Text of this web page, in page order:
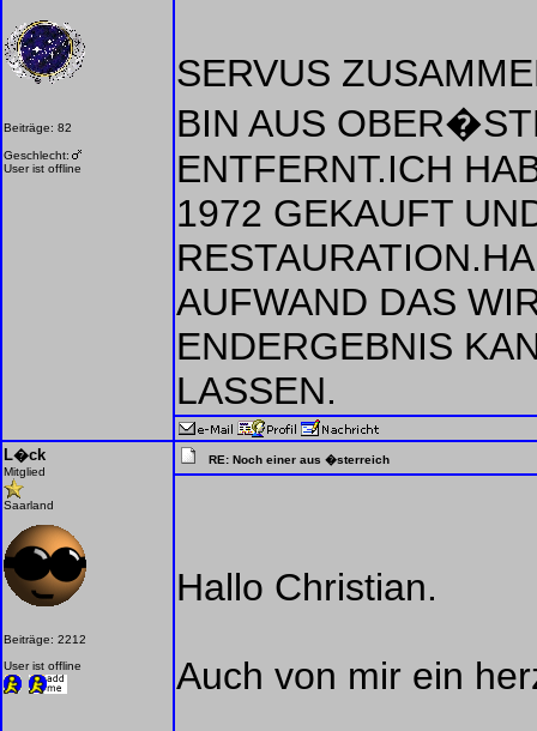
Beiträge: 82
Geschlecht:
User ist offline
SERVUS
BIN AUS
ENTFERNT.ICH
1972 GEKAUFT
AUFWAND DAS
ENDERGEBNIS
LASSEN.
L�ck
Mitglied
Saarland
Beiträge: 2212
User ist offline
RE: Noch einer aus �sterreich
Hallo Christian.
Auch von mir ein